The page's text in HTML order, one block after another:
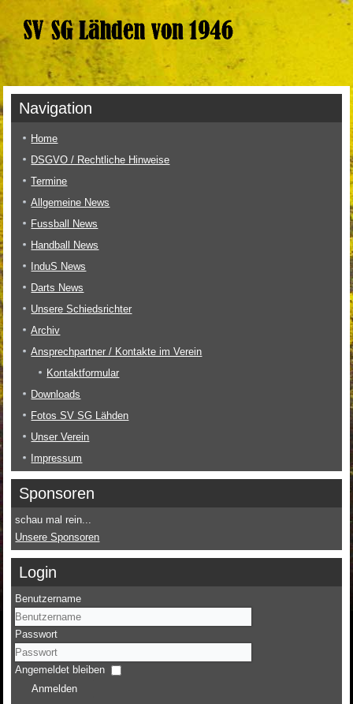
Navigation
Home
DSGVO / Rechtliche Hinweise
Termine
Allgemeine News
Fussball News
Handball News
InduS News
Darts News
Unsere Schiedsrichter
Archiv
Ansprechpartner / Kontakte im Verein
Kontaktformular
Downloads
Fotos SV SG Lähden
Unser Verein
Impressum
Sponsoren
schau mal rein...
Unsere Sponsoren
Login
Benutzername
Passwort
Angemeldet bleiben
Anmelden